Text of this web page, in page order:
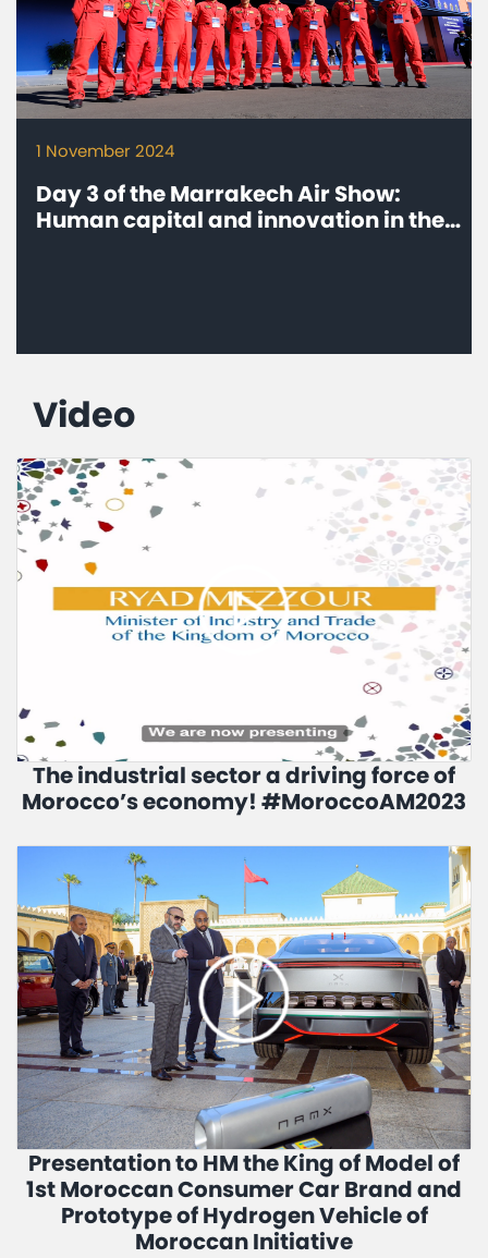
1 November 2024
Day 3 of the Marrakech Air Show:
Human capital and innovation in the
Video
The industrial sector a driving force of
Morocco’s economy! #MoroccoAM2023
Presentation to HM the King of Model of
1st Moroccan Consumer Car Brand and
Prototype of Hydrogen Vehicle of
Moroccan Initiative